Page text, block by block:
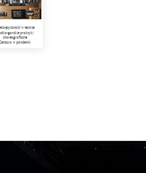
w teatrze
gorzkie praktyki
choreograficzne
w pandemii